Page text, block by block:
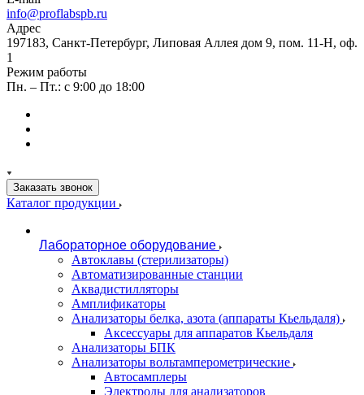
info@proflabspb.ru
Адрес
197183, Санкт-Петербург, Липовая Аллея дом 9, пом. 11-Н, оф.
1
Режим работы
Пн. – Пт.: с 9:00 до 18:00
Заказать звонок
Каталог продукции
Лабораторное оборудование
Автоклавы (стерилизаторы)
Автоматизированные станции
Аквадистилляторы
Амплификаторы
Анализаторы белка, азота (аппараты Кьельдаля)
Аксессуары для аппаратов Кьельдаля
Анализаторы БПК
Анализаторы вольтамперометрические
Автосамплеры
Электроды для анализаторов